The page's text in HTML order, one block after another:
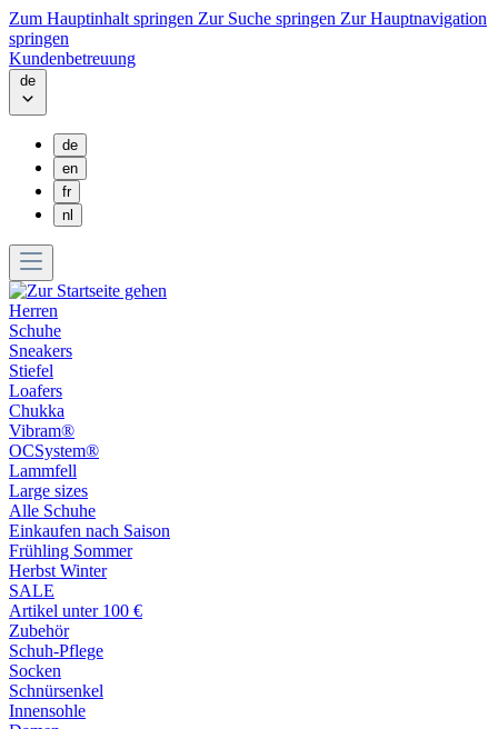
Zum Hauptinhalt springen Zur Suche springen Zur Hauptnavigation
springen
Kundenbetreuung
de
de
en
fr
nl
Herren
Schuhe
Sneakers
Stiefel
Loafers
Chukka
Vibram®
OCSystem®
Lammfell
Large sizes
Alle Schuhe
Einkaufen nach Saison
Frühling Sommer
Herbst Winter
SALE
Artikel unter 100 €
Zubehör
Schuh-Pflege
Socken
Schnürsenkel
Innensohle